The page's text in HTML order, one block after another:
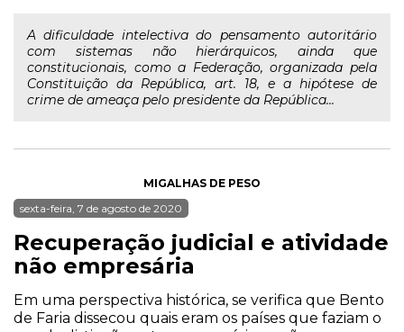
A dificuldade intelectiva do pensamento autoritário
com sistemas não hierárquicos, ainda que
constitucionais, como a Federação, organizada pela
Constituição da República, art. 18, e a hipótese de
crime de ameaça pelo presidente da República...
MIGALHAS DE PESO
sexta-feira, 7 de agosto de 2020
Recuperação judicial e atividade
não empresária
Em uma perspectiva histórica, se verifica que Bento
de Faria dissecou quais eram os países que faziam o